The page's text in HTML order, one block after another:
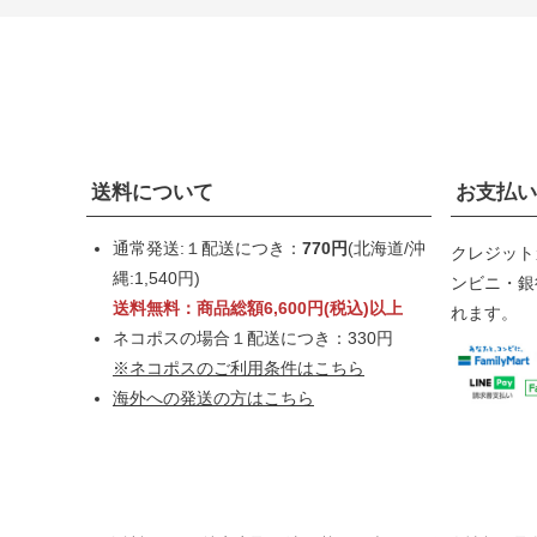
送料について
通常発送:１配送につき： 770円(北海道/沖
縄:1,540円)
送料無料：商品総額6,600円(税込)以上
ネコポスの場合１配送につき：330円
※ネコポスのご利用条件はこちら
海外への発送の方はこちら
お支払
クレジッ
ンビニ・
れます。